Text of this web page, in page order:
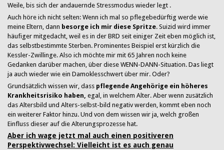
Weile, bis sich der andauernde Stressmodus wieder legt .
Auch höre ich nicht selten: Wenn ich mal so pflegebedürftig werde wie
meine Eltern, dann besorge ich mir diese Spritze. Suizid wird immer
häufiger mitgedacht, weil es in der BRD seit einiger Zeit eben möglich ist,
das selbstbestimmte Sterben. Prominentes Beispiel erst kürzlich die
Kessler-Zwillinge. Also ich möchte mir mit 65 Jahren noch keine
Gedanken darüber machen, über diese WENN-DANN-Situation. Das liegt
ja auch wieder wie ein Damoklesschwert über mir. Oder?
Grundsätzlich wissen wir, dass pflegende Angehörige ein höheres
Krankheitsrisiko haben, egal, in welchem Alter. Aber wenn zusätzlich
das Altersbild und Alters-selbst-bild negativ werden, kommt eben noch
ein weiterer Faktor hinzu. Und von dem wissen wir ja, welch großen
Einfluss dieser auf die Alterungsprozesse hat.
Aber ich wage jetzt mal auch einen positiveren
Perspektivwechsel: Vielleicht ist es auch genau